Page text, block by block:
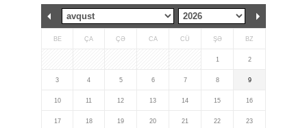
BE ÇA ÇƏ CA CÜ ŞƏ BZ
1 2
3 4 5 6 7 8 9
10 11 12 13 14 15 16
17 18 19 20 21 22 23